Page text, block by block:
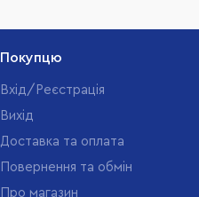
Покупцю
Вхід/Реєстрація
Вихід
Доставка та оплата
Повернення та обмін
Про магазин